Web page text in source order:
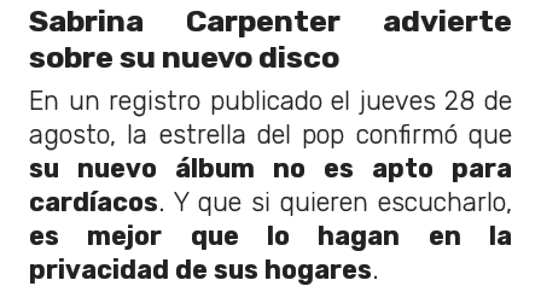
Sabrina Carpenter advierte
sobre su nuevo disco
En un registro publicado el jueves 28 de
agosto, la estrella del pop confirmó que
su nuevo álbum no es apto para
cardíacos. Y que si quieren escucharlo,
es mejor que lo hagan en la
privacidad de sus hogares.